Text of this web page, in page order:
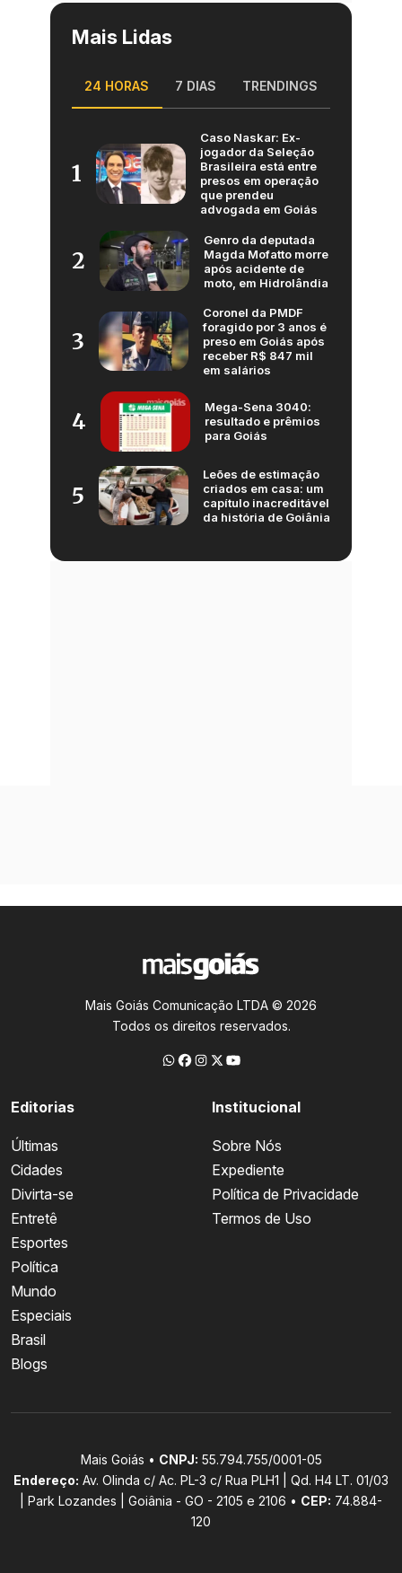
Mais Lidas
24 HORAS 7 DIAS TRENDINGS
1
Caso Naskar: Ex-
jogador da Seleção
Brasileira está entre
presos em operação
que prendeu
advogada em Goiás
2
Genro da deputada
Magda Mofatto morre
após acidente de
moto, em Hidrolândia
3
Coronel da PMDF
foragido por 3 anos é
preso em Goiás após
receber R$ 847 mil
em salários
4
Mega-Sena 3040:
resultado e prêmios
para Goiás
5
Leões de estimação
criados em casa: um
capítulo inacreditável
da história de Goiânia
Mais Goiás Comunicação LTDA © 2026
Todos os direitos reservados.
Editorias
Últimas
Cidades
Divirta-se
Entretê
Esportes
Política
Mundo
Especiais
Brasil
Blogs
Institucional
Sobre Nós
Expediente
Política de Privacidade
Termos de Uso
Mais Goiás • CNPJ: 55.794.755/0001-05
Endereço: Av. Olinda c/ Ac. PL-3 c/ Rua PLH1 | Qd. H4 LT. 01/03
| Park Lozandes | Goiânia - GO - 2105 e 2106 • CEP: 74.884-
120